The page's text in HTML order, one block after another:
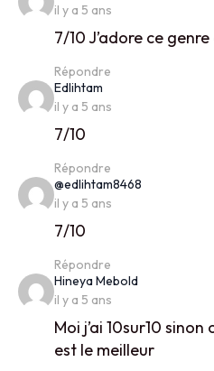
il y a 5 ans
7/10 J’adore ce
Répondre
Edlihtam
il y a 5 ans
7/10
Répondre
@edlihtam8468
il y a 5 ans
7/10
Répondre
Hineya Meboldsays:
il y a 5 ans
Moi j’ai 10sur10
est le meilleur